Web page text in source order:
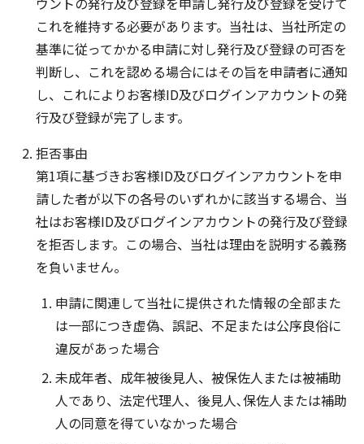
これを維持する必要があります。当社は、当社所定の
基準に従ってかかる申請に対し発行及び登録の可否を
判断し、これを認める場合にはその旨を申請者に通知
し、これによりお客様ID及びログインアカウントの発
行及び登録が完了します。
拒否事由
第1項に基づきお客様ID及びログインアカウントを申
請した者が以下の各号のいずれかに該当する場合、当
社はお客様ID及びログインアカウントの発行及び登録
を拒否します。この場合、当社は理由を説明する義務
を負いません。
申請に関連して当社に提供された情報の全部また
は一部につき虚偽、誤記、不足または公序良俗に
違反があった場合
未成年者、成年被後見人、被保佐人または被補助
人であり、法定代理人、後見人､保佐人または補助
人の同意を得ていなかった場合